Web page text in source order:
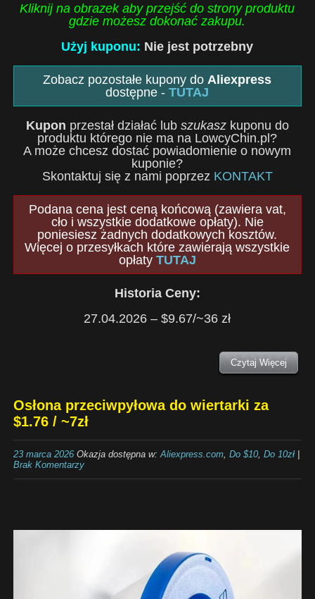
Kliknij na obrazek aby przejść do strony produktu
gdzie możesz dokonać zakupu.
Użyj kuponu: Nie jest potrzebny
Zobacz pozostałe kupony do Aliexpress
dostępne -TUTAJ
Kupon przestał działać lub szukaszkuponu do
produktu którego nie ma na LowcyChin.pl?
A może chcesz dostać powiadomienie o nowym
kuponie?
Skontaktuj się z nami poprzez KONTAKT
Podana cena jest ceną końcową (zawiera vat,
cło i wszystkie dodatkowe opłaty). Nie
poniesiesz żadnych dodatkowych kosztów.
Więcej o przesyłkach które zawierają wszystkie
opłaty TUTAJ
Historia Ceny:
27.04.2026 – $9.67/~36 zł
Czytaj Więcej
Osłona przeciwpyłowa do wiertarki za
$1.76 / ~7zł
23 marca 2026Okazja dostępna w: Aliexpress.com, Do $10, Do 10zł|
Brak Komentarzy